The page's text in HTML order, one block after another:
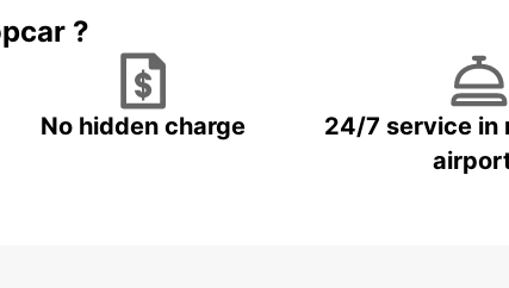
?
No hidden charge
24/7 service in